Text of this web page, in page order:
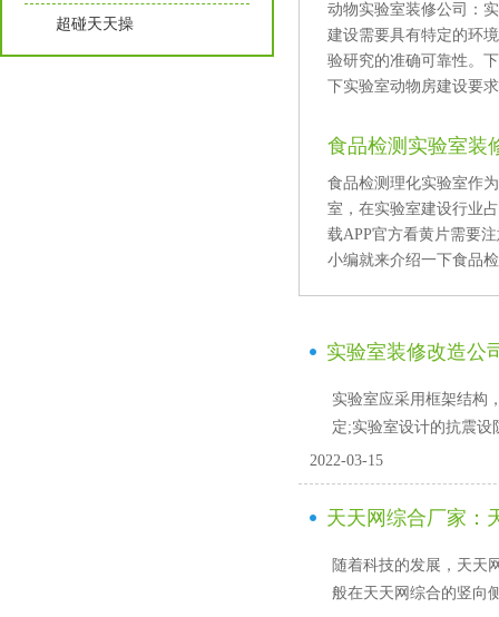
超碰天天操
动物实验室装修公司：
建设需要具有特定的环
验研究的准确可靠性
下实验室动物房建设要
食品检测实验室装
食品检测理化实验室作
室，在实验室建设行业
载APP官方看黄片需要注
小编就来介绍一下食品
实验室装修改造公司
实验室应采用框架结构
定;实验室设计的抗震
2022-03-15
天天网综合厂家
随着科技的发展，天
般在天天网综合的竖向侧